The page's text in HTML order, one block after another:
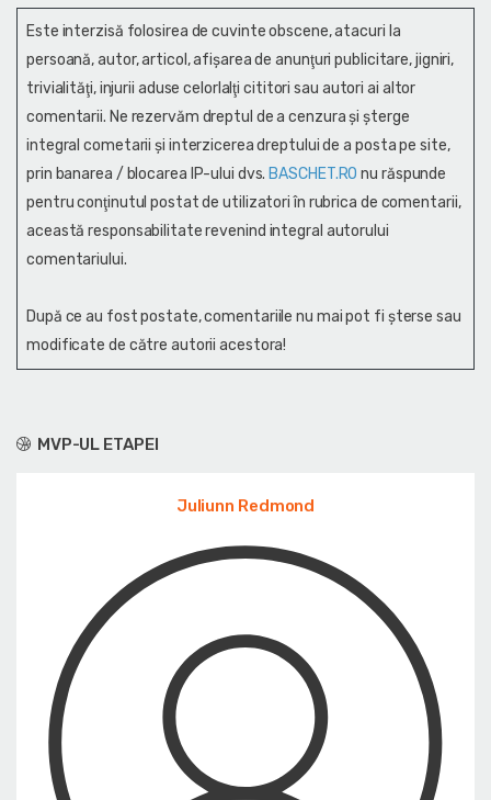
MVP-UL ETAPEI
Juliunn Redmond
Este interzisă folosirea de cuvinte obscene, atacuri la
persoană, autor, articol, afişarea de anunţuri publicitare, jigniri,
trivialităţi, injurii aduse celorlalţi cititori sau autori ai altor
comentarii. Ne rezervăm dreptul de a cenzura și şterge
integral cometarii și interzicerea dreptului de a posta pe site,
prin banarea / blocarea IP-ului dvs. BASCHET.RO nu răspunde
pentru conţinutul postat de utilizatori în rubrica de comentarii,
această responsabilitate revenind integral autorului
comentariului.
După ce au fost postate, comentariile nu mai pot fi șterse sau
modificate de către autorii acestora!